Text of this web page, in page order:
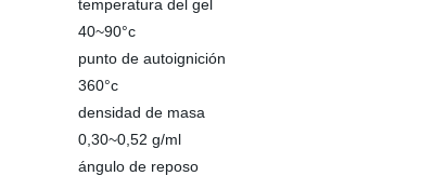
temperatura del gel
40~90°c
punto de autoignición
360°c
densidad de masa
0,30~0,52 g/ml
ángulo de reposo